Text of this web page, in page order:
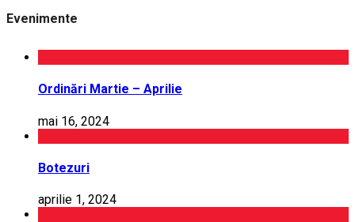
Evenimente
Ordinări Martie – Aprilie
mai 16, 2024
Botezuri
aprilie 1, 2024